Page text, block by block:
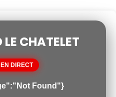
CHATELET
DIRECT
Found"}